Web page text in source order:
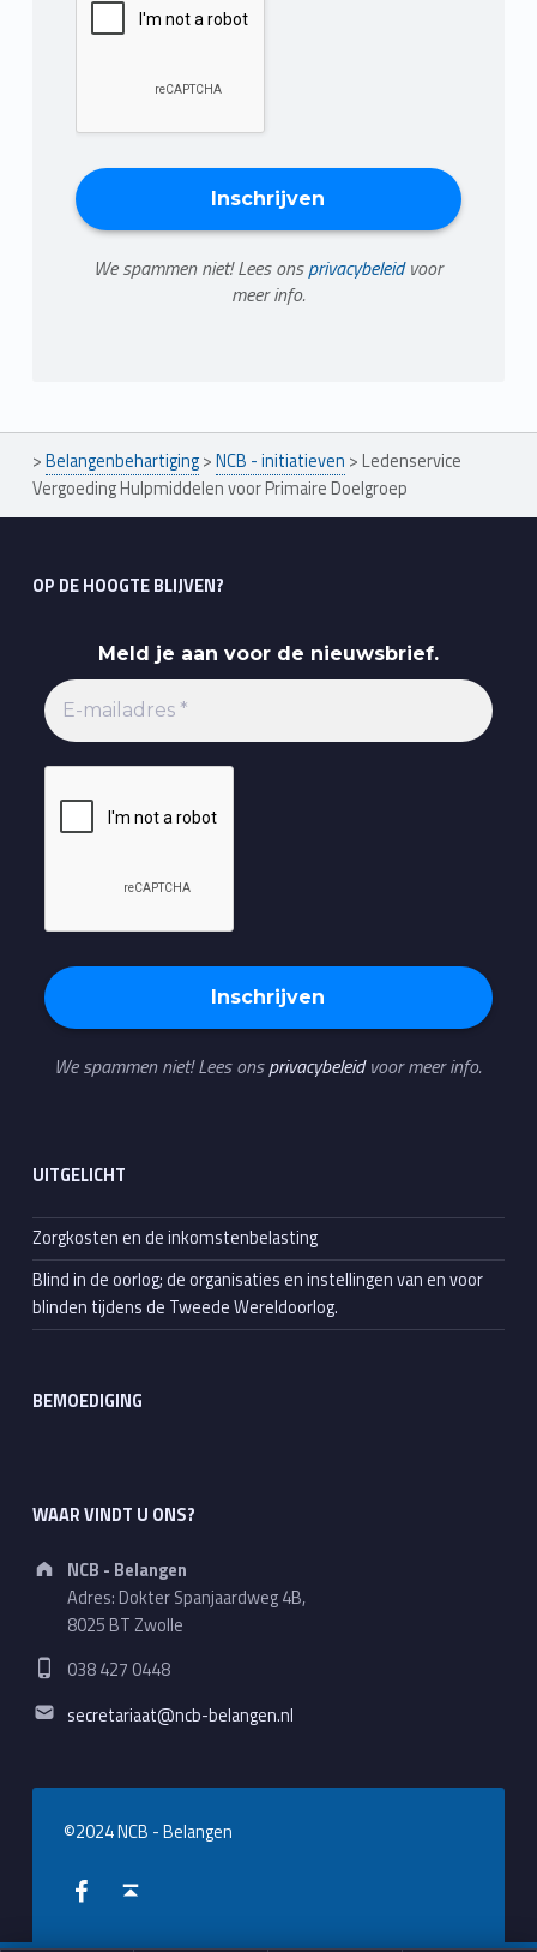
We spammen niet! Lees onsprivacybeleidvoor
meer info.
>Belangenbehartiging>NCB - initiatieven > Ledenservice
Vergoeding Hulpmiddelen voor Primaire Doelgroep
OP DE HOOGTE BLIJVEN?
Meld je aan voor de nieuwsbrief.
We spammen niet! Lees onsprivacybeleidvoor meer info.
UITGELICHT
Zorgkosten en de inkomstenbelasting
Blind in de oorlog; de organisaties en instellingen van en voor
blinden tijdens de Tweede Wereldoorlog.
BEMOEDIGING
WAAR VINDT U ONS?
Address:
NCB - Belangen
Adres: Dokter Spanjaardweg 4B,
8025 BT Zwolle
Phone number:
038 427 0448
Email address:
secretariaat@ncb-belangen.nl
©2024 NCB - Belangen
WebMan on Facebook